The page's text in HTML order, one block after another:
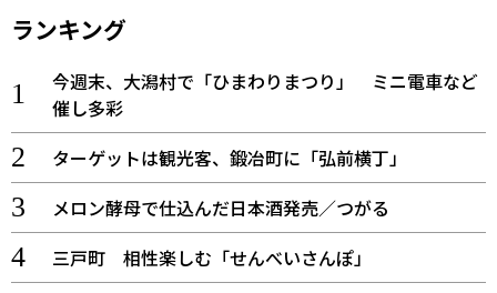
ランキング
今週末、大潟村で「ひまわりまつり」 ミニ電車など
催し多彩
ターゲットは観光客、鍛冶町に「弘前横丁」
メロン酵母で仕込んだ日本酒発売／つがる
三戸町 相性楽しむ「せんべいさんぽ」